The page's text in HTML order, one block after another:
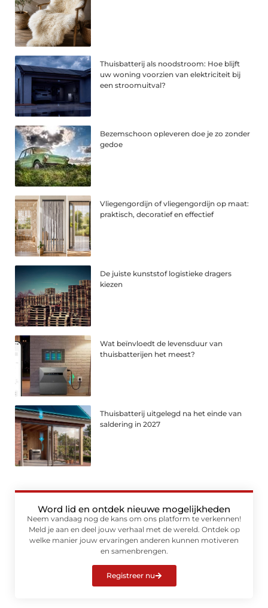
Thuisbatterij als noodstroom: Hoe blijft
uw woning voorzien van elektriciteit bij
een stroomuitval?
Bezemschoon opleveren doe je zo zonder
gedoe
Vliegengordijn of vliegengordijn op maat:
praktisch, decoratief en effectief
De juiste kunststof logistieke dragers
kiezen
Wat beïnvloedt de levensduur van
thuisbatterijen het meest?
Thuisbatterij uitgelegd na het einde van
saldering in 2027
Word lid en ontdek nieuwe mogelijkheden
Neem vandaag nog de kans om ons platform te verkennen!
Meld je aan en deel jouw verhaal met de wereld. Ontdek op
welke manier jouw ervaringen anderen kunnen motiveren
en samenbrengen.
Registreer nu